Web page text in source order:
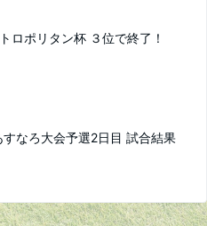
ロポリタン杯 ３位で終了！
すなろ大会予選2日目 試合結果